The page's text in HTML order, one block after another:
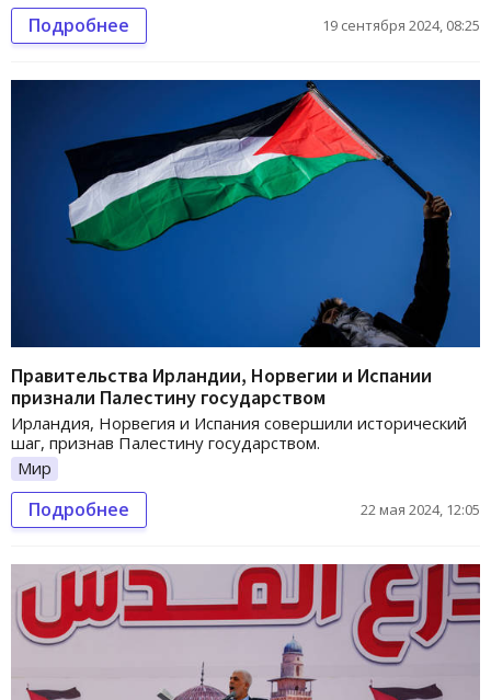
Подробнее 19 сентября 2024, 08:25
Правительства Ирландии, Норвегии и Испании
признали Палестину государством
Ирландия, Норвегия и Испания совершили исторический
шаг, признав Палестину государством.
Мир
Подробнее 22 мая 2024, 12:05